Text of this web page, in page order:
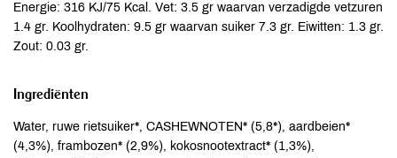
Energie: 316 KJ/75 Kcal. Vet: 3.5 gr waarvan verzadigde vetzuren
1.4 gr. Koolhydraten: 9.5 gr waarvan suiker 7.3 gr. Eiwitten: 1.3 gr.
Zout: 0.03 gr.
Ingrediënten
Water, ruwe rietsuiker*, CASHEWNOTEN* (5,8*), aardbeien*
(4,3%), frambozen* (2,9%), kokosnootextract* (1,3%),